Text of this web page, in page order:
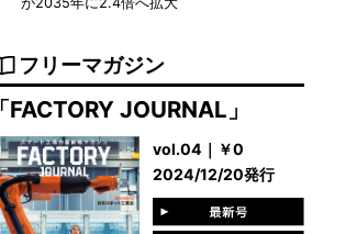
フリーマガジン
「FACTORY JOURNAL」
vol.04｜￥0
2024/12/20発行